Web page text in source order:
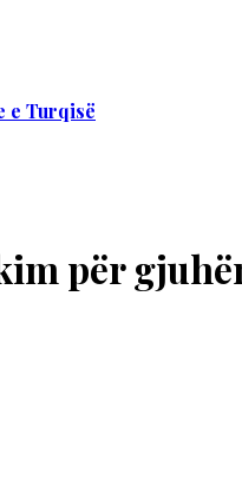
e Turqisë
për